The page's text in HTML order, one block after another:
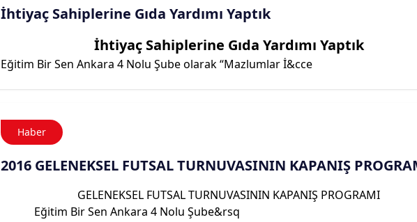
İhtiyaç Sahiplerine Gıda Yardımı Yaptık
İhtiyaç Sahiplerine Gıda Yardımı Yaptık
Eğitim Bir Sen Ankara 4 Nolu Şube olarak “Mazlumlar İ&cce
Haber
2016 GELENEKSEL FUTSAL TURNUVASININ KAPANIŞ
GELENEKSEL FUTSAL TURNUVASININ KAPANIŞ PROGRAMI
Eğitim Bir Sen Ankara 4 Nolu Şube&rsq